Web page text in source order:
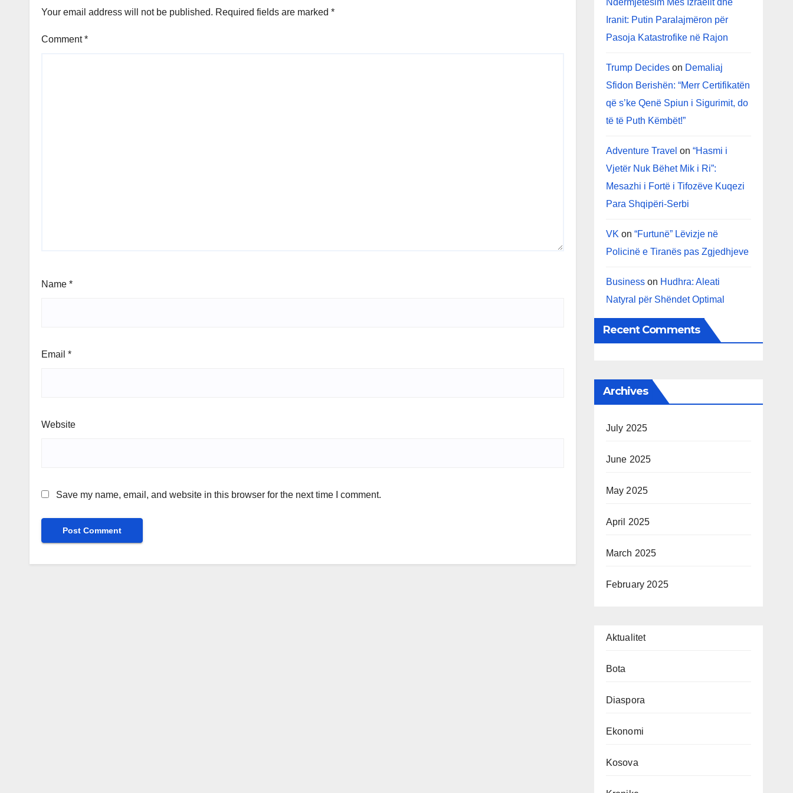
Your email address will not be published. Required fields are marked *
Comment*
Name *
Email *
Website
Save my name, email, and website in this browser for the next time I comment.
Ndërmjetësim Mes Izraelit dhe
Iranit: Putin Paralajmëron për
Pasoja Katastrofike në Rajon
Trump Decideson Demaliaj
Sfidon Berishën: “Merr Certifikatën
që s’ke Qenë Spiun i Sigurimit, do
të të Puth Këmbët!”
Adventure Travel on “Hasmi i
Vjetër Nuk Bëhet Mik i Ri”:
Mesazhi i Fortë i Tifozëve Kuqezi
Para Shqipëri-Serbi
VK on “Furtunë” Lëvizje në
Policinë e Tiranës pas Zgjedhjeve
Businesson Hudhra: Aleati
Natyral për Shëndet Optimal
Recent Comments
Archives
July 2025
June 2025
May 2025
April 2025
March 2025
February 2025
Aktualitet
Bota
Diaspora
Ekonomi
Kosova